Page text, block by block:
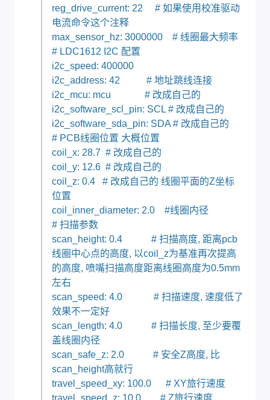
reg_drive_current: 22 # 如果使用校准驱动
电流命令这个注释
max_sensor_hz: 3000000 # 线圈最大频率
# LDC1612 I2C 配置
i2c_speed: 400000
i2c_address: 42 # 地址跳线连接
i2c_mcu: mcu # 改成自己的
i2c_software_scl_pin: SCL # 改成自己的
i2c_software_sda_pin: SDA # 改成自己的
# PCB线圈位置 大概位置
coil_x: 28.7 # 改成自己的
coil_y: 12.6 # 改成自己的
coil_z: 0.4 # 改成自己的 线圈平面的Z坐标
位置
coil_inner_diameter: 2.0 #线圈内径
# 扫描参数
scan_height: 0.4 # 扫描高度, 距离pcb
线圈中心点的高度, 以coil_z为基准再次提高
的高度, 喷嘴扫描高度距离线圈高度为0.5mm
左右
scan_speed: 4.0 # 扫描速度, 速度低了
效果不一定好
scan_length: 4.0 # 扫描长度, 至少要覆
盖线圈内径
scan_safe_z: 2.0 # 安全Z高度, 比
scan_height高就行
travel_speed_xy: 100.0 # XY旅行速度